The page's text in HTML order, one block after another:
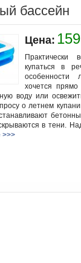
бассейн
Цена:
купаться в
особенности
хочется
воду или
о летнем
в тени.
>>>